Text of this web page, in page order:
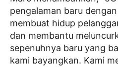
pengalaman baru
membuat hidup
dan membantu
sepenuhnya baru yang
kami bayangkan. Kami